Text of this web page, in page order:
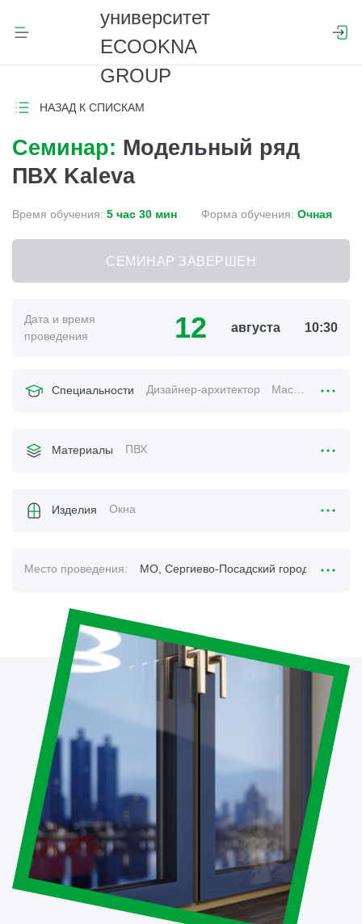
НАЗАД К СПИСКАМ
Семинар: Модельный ряд
ПВХ Kaleva
Время обучения: 5 час 30 мин Форма обучения: Очная
СЕМИНАР ЗАВЕРШЕН
Дата и время
проведения
12 августа 10:30
Специальности Дизайнер-архитектор Мастер замера
Материалы ПВХ
Изделия Окна
Место проведения: МО, Сергиево-Посадский городской